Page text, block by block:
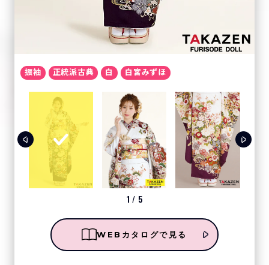
振袖 正統派古典 白 白宮みずほ
1 / 5
WEBカタログで見る